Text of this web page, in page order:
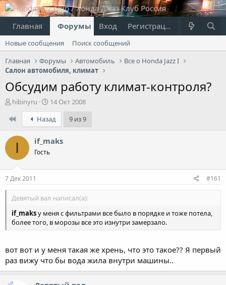
Главная Форумы Что нового?
Вход Регистрация
Новые сообщения
Поиск сообщений
Главная
Форумы Автомобиль
Все о Honda Jazz I
Салон автомобиля, климат
Обсудим работу климат-контроля?
А
т
р
ы
hibinyru
Д
а
т
а
н
а
ч
14 Окт 2008
Назад 9 из 9
I if_maks
Гость
7 Дек 2011 #161
Девятый вал написал(а):
if_maksу меня с фильтрами все было в порядке и тоже потела,
более того, в морозы все это изнутри замерзало.
вот вот и у меня такая же хрень, что это такое?? Я первый
раз вижу что бы вода жила внутри машины..